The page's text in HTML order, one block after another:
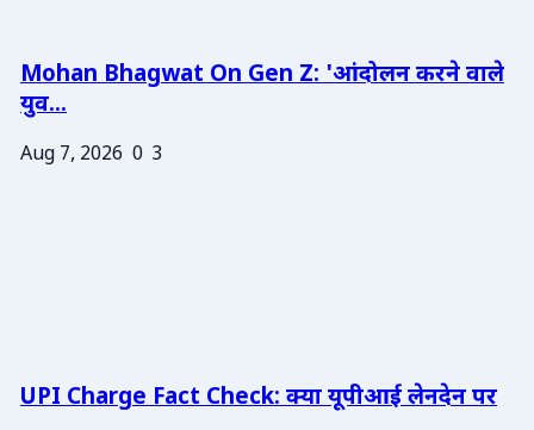
Mohan Bhagwat On Gen Z: 'आंदोलन करने वाले
युव...
Aug 7, 2026 0 3
UPI Charge Fact Check: क्या यूपीआई लेनदेन पर